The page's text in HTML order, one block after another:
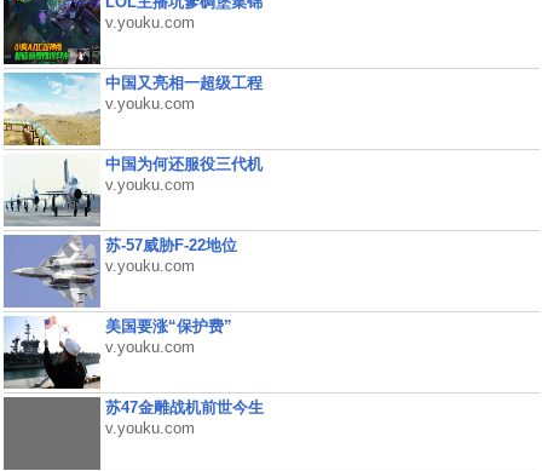
v.youku.com
中国又亮相一超级工程
v.youku.com
中国为何还服役三代机
v.youku.com
苏-57威胁F-22地位
v.youku.com
美国要涨“保护费”
v.youku.com
苏47金雕战机前世今生
v.youku.com